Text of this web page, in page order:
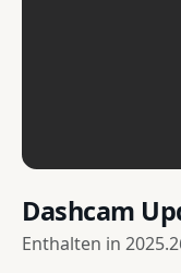
Dashcam
Enthalten in